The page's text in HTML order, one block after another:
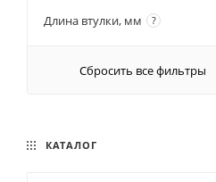
140 (2)
156 (
Длина втулки, мм ?
Сбросить все фильтры
КАТАЛОГ